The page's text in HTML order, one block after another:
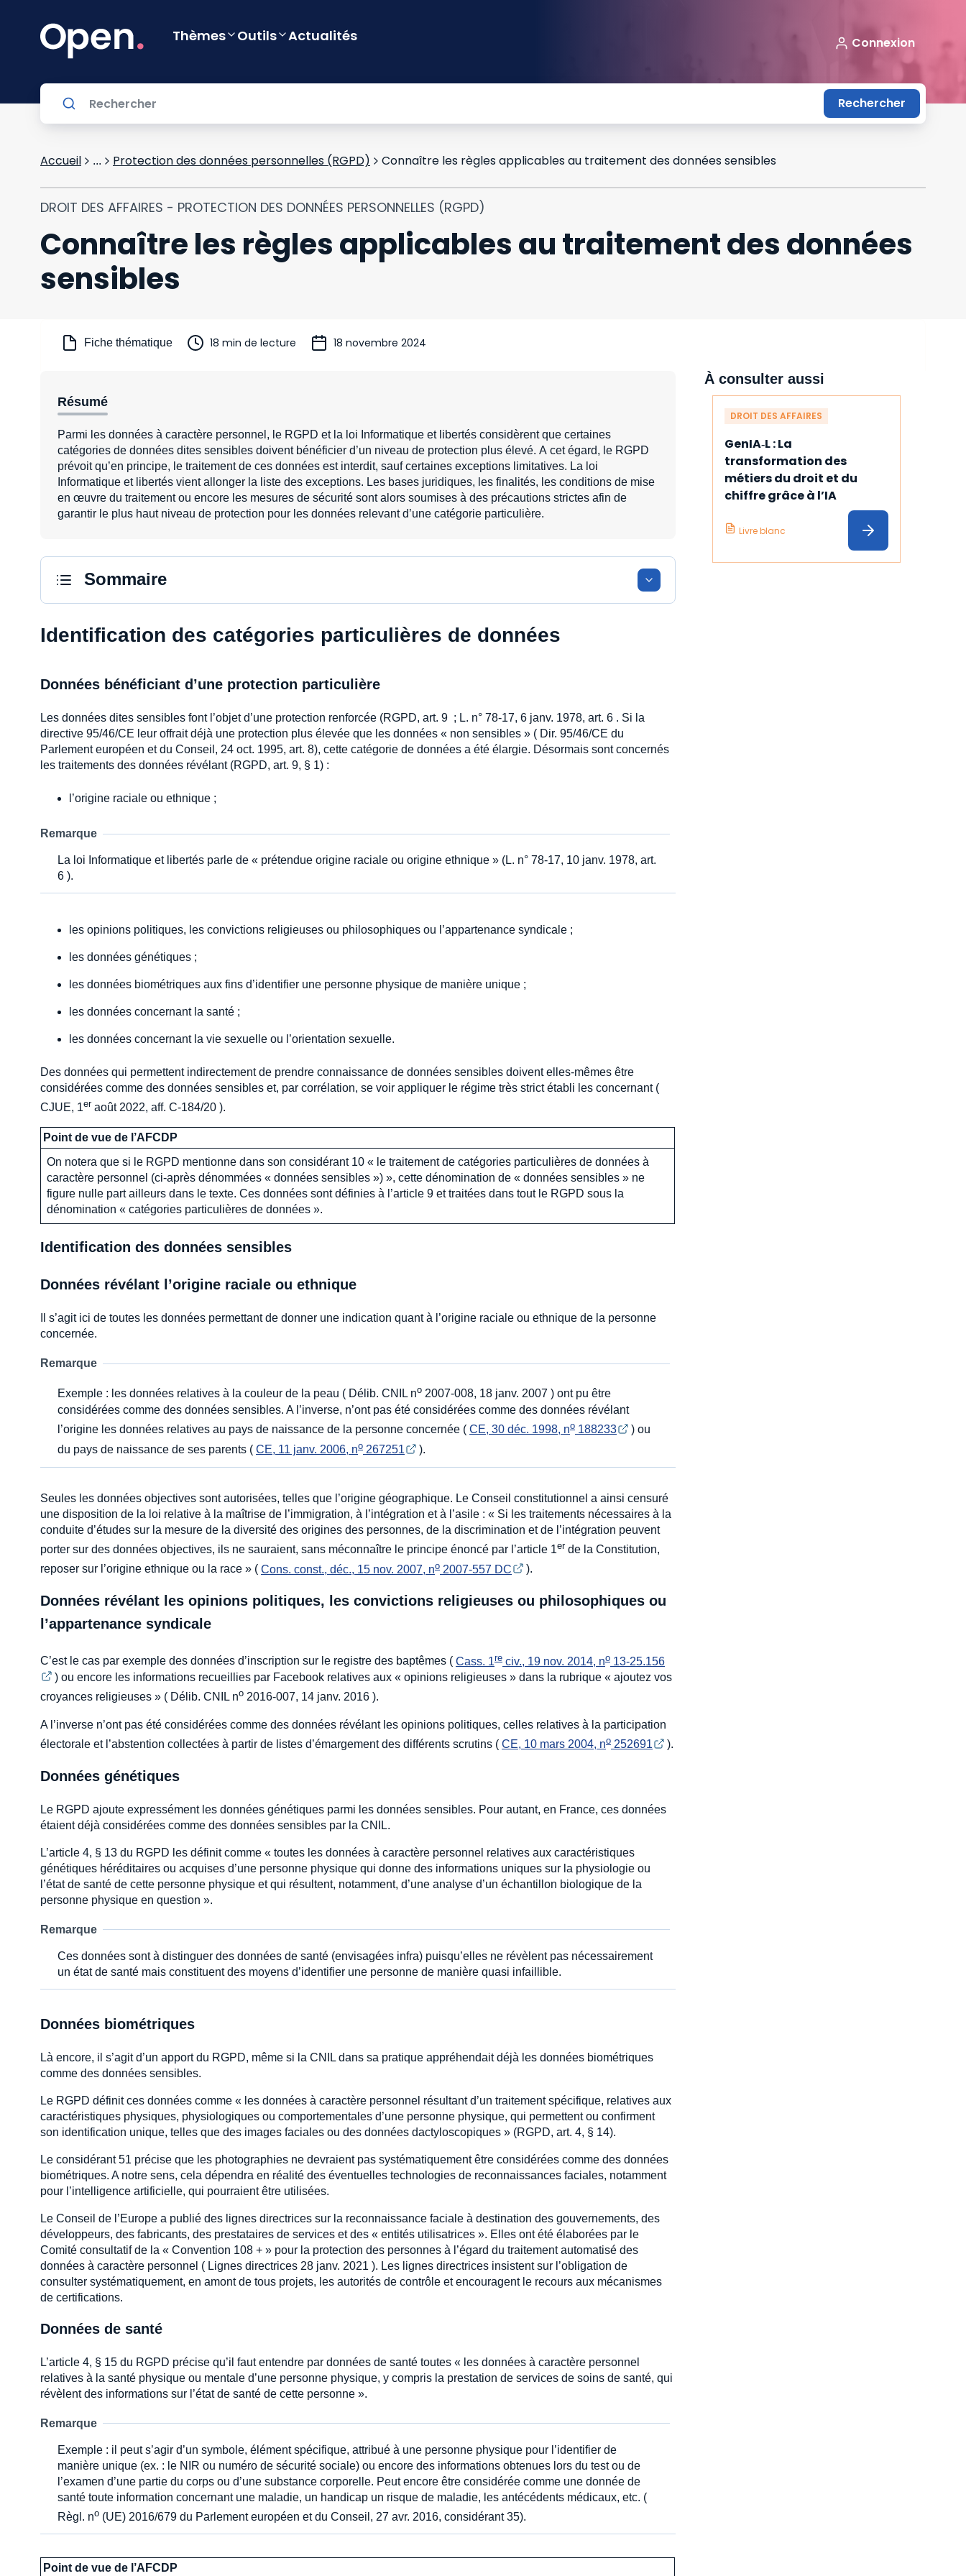
Thèmes Outils Actualités Connexion
Rechercher
Accueil ... Protection des données personnelles (RGPD) Connaître les règles applicables au traitement des données sensibles
DROIT DES AFFAIRES - PROTECTION DES DONNÉES PERSONNELLES (RGPD)
Connaître les règles applicables au traitement des données
sensibles
Fiche thématique 18 min de lecture 18 novembre 2024
Résumé
Parmi les données à caractère personnel, le RGPD et la loi Informatique et libertés considèrent que certaines
catégories de données dites sensibles doivent bénéficier d’un niveau de protection plus élevé. A cet égard, le RGPD
prévoit qu’en principe, le traitement de ces données est interdit, sauf certaines exceptions limitatives. La loi
Informatique et libertés vient allonger la liste des exceptions. Les bases juridiques, les finalités, les conditions de mise
en œuvre du traitement ou encore les mesures de sécurité sont alors soumises à des précautions strictes afin de
garantir le plus haut niveau de protection pour les données relevant d’une catégorie particulière.
Sommaire
Identification des catégories particulières de données
Données bénéficiant d’une protection particulière
Les données dites sensibles font l’objet d’une protection renforcée (RGPD, art. 9 ; L. n° 78-17, 6 janv. 1978, art. 6 . Si la
directive 95/46/CE leur offrait déjà une protection plus élevée que les données « non sensibles » ( Dir. 95/46/CE du
Parlement européen et du Conseil, 24 oct. 1995, art. 8), cette catégorie de données a été élargie. Désormais sont concernés
les traitements des données révélant (RGPD, art. 9, § 1) :
l’origine raciale ou ethnique ;
Remarque
La loi Informatique et libertés parle de « prétendue origine raciale ou origine ethnique » (L. n° 78-17, 10 janv. 1978, art.
6 ).
les opinions politiques, les convictions religieuses ou philosophiques ou l’appartenance syndicale ;
les données génétiques ;
les données biométriques aux fins d’identifier une personne physique de manière unique ;
les données concernant la santé ;
les données concernant la vie sexuelle ou l’orientation sexuelle.
Des données qui permettent indirectement de prendre connaissance de données sensibles doivent elles-mêmes être
considérées comme des données sensibles et, par corrélation, se voir appliquer le régime très strict établi les concernant (
CJUE, 1er août 2022, aff. C-184/20 ).
Point de vue de l’AFCDP
On notera que si le RGPD mentionne dans son considérant 10 « le traitement de catégories particulières de données à
caractère personnel (ci-après dénommées « données sensibles ») », cette dénomination de « données sensibles » ne
figure nulle part ailleurs dans le texte. Ces données sont définies à l’article 9 et traitées dans tout le RGPD sous la
dénomination « catégories particulières de données ».
Identification des données sensibles
Données révélant l’origine raciale ou ethnique
Il s’agit ici de toutes les données permettant de donner une indication quant à l’origine raciale ou ethnique de la personne
concernée.
Remarque
Exemple : les données relatives à la couleur de la peau ( Délib. CNIL no 2007-008, 18 janv. 2007 ) ont pu être
considérées comme des données sensibles. A l’inverse, n’ont pas été considérées comme des données révélant
l’origine les données relatives au pays de naissance de la personne concernée ( CE, 30 déc. 1998, no 188233
) ou
du pays de naissance de ses parents ( CE, 11 janv. 2006, no 267251 ).
Seules les données objectives sont autorisées, telles que l’origine géographique. Le Conseil constitutionnel a ainsi censuré
une disposition de la loi relative à la maîtrise de l’immigration, à l’intégration et à l’asile : « Si les traitements nécessaires à la
conduite d’études sur la mesure de la diversité des origines des personnes, de la discrimination et de l’intégration peuvent
porter sur des données objectives, ils ne sauraient, sans méconnaître le principe énoncé par l’article 1er de la Constitution,
reposer sur l’origine ethnique ou la race » ( Cons. const., déc., 15 nov. 2007, no 2007-557 DC ).
Données révélant les opinions politiques, les convictions religieuses ou philosophiques ou
l’appartenance syndicale
C’est le cas par exemple des données d’inscription sur le registre des baptêmes ( Cass. 1re civ., 19 nov. 2014, no 13-25.156
) ou encore les informations recueillies par Facebook relatives aux « opinions religieuses » dans la rubrique « ajoutez vos
croyances religieuses » ( Délib. CNIL no 2016-007, 14 janv. 2016 ).
A l’inverse n’ont pas été considérées comme des données révélant les opinions politiques, celles relatives à la participation
électorale et l’abstention collectées à partir de listes d’émargement des différents scrutins ( CE, 10 mars 2004, no 252691 ).
Données génétiques
Le RGPD ajoute expressément les données génétiques parmi les données sensibles. Pour autant, en France, ces données
étaient déjà considérées comme des données sensibles par la CNIL.
L’article 4, § 13 du RGPD les définit comme « toutes les données à caractère personnel relatives aux caractéristiques
génétiques héréditaires ou acquises d’une personne physique qui donne des informations uniques sur la physiologie ou
l’état de santé de cette personne physique et qui résultent, notamment, d’une analyse d’un échantillon biologique de la
personne physique en question ».
Remarque
Ces données sont à distinguer des données de santé (envisagées infra) puisqu’elles ne révèlent pas nécessairement
un état de santé mais constituent des moyens d’identifier une personne de manière quasi infaillible.
Données biométriques
Là encore, il s’agit d’un apport du RGPD, même si la CNIL dans sa pratique appréhendait déjà les données biométriques
comme des données sensibles.
Le RGPD définit ces données comme « les données à caractère personnel résultant d’un traitement spécifique, relatives aux
caractéristiques physiques, physiologiques ou comportementales d’une personne physique, qui permettent ou confirment
son identification unique, telles que des images faciales ou des données dactyloscopiques » (RGPD, art. 4, § 14).
Le considérant 51 précise que les photographies ne devraient pas systématiquement être considérées comme des données
biométriques. A notre sens, cela dépendra en réalité des éventuelles technologies de reconnaissances faciales, notamment
pour l’intelligence artificielle, qui pourraient être utilisées.
Le Conseil de l’Europe a publié des lignes directrices sur la reconnaissance faciale à destination des gouvernements, des
développeurs, des fabricants, des prestataires de services et des « entités utilisatrices ». Elles ont été élaborées par le
Comité consultatif de la « Convention 108 + » pour la protection des personnes à l’égard du traitement automatisé des
données à caractère personnel ( Lignes directrices 28 janv. 2021 ). Les lignes directrices insistent sur l’obligation de
consulter systématiquement, en amont de tous projets, les autorités de contrôle et encouragent le recours aux mécanismes
de certifications.
Données de santé
L’article 4, § 15 du RGPD précise qu’il faut entendre par données de santé toutes « les données à caractère personnel
relatives à la santé physique ou mentale d’une personne physique, y compris la prestation de services de soins de santé, qui
révèlent des informations sur l’état de santé de cette personne ».
Remarque
Exemple : il peut s’agir d’un symbole, élément spécifique, attribué à une personne physique pour l’identifier de
manière unique (ex. : le NIR ou numéro de sécurité sociale) ou encore des informations obtenues lors du test ou de
l’examen d’une partie du corps ou d’une substance corporelle. Peut encore être considérée comme une donnée de
santé toute information concernant une maladie, un handicap un risque de maladie, les antécédents médicaux, etc. (
Règl. no (UE) 2016/679 du Parlement européen et du Conseil, 27 avr. 2016, considérant 35).
Point de vue de l’AFCDP
À consulter aussi
DROIT DES AFFAIRES
GenIA‑L : La
transformation des
métiers du droit et du
chiffre grâce à l’IA
Livre blanc